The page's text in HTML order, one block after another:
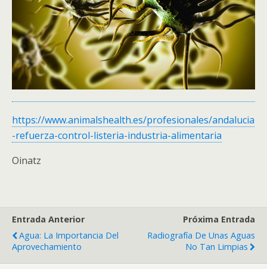
https://www.animalshealth.es/profesionales/andalucia
-refuerza-control-listeria-industria-alimentaria
Oinatz
Entrada Anterior
Agua: La Importancia Del
Aprovechamiento
Próxima Entrada
Radiografía De Unas Aguas
No Tan Limpias